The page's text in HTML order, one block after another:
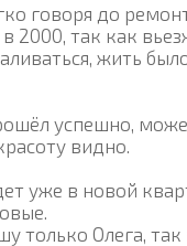
говоря до
2000, так как
жить
успешно,
видно.
уже в новой
только Олега,